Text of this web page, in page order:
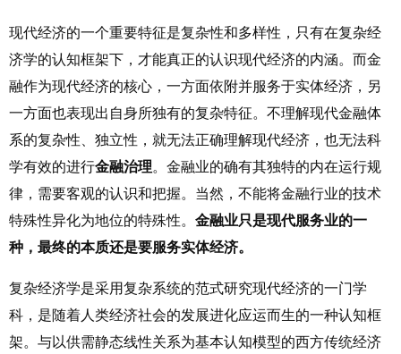
现代经济的一个重要特征是复杂性和多样性，只有在复杂经
济学的认知框架下，才能真正的认识现代经济的内涵。而金
融作为现代经济的核心，一方面依附并服务于实体经济，另
一方面也表现出自身所独有的复杂特征。不理解现代金融体
系的复杂性、独立性，就无法正确理解现代经济，也无法科
学有效的进行金融治理。金融业的确有其独特的内在运行规
律，需要客观的认识和把握。当然，不能将金融行业的技术
特殊性异化为地位的特殊性。 金融业只是现代服务业的一
种，最终的本质还是要服务实体经济。
复杂经济学是采用复杂系统的范式研究现代经济的一门学
科，是随着人类经济社会的发展进化应运而生的一种认知框
架。与以供需静态线性关系为基本认知模型的西方传统经济